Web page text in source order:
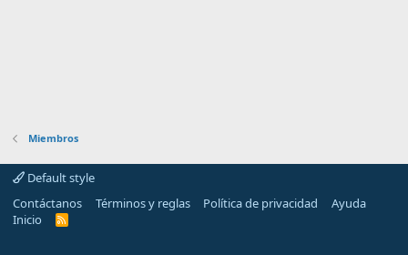
Miembros
Default style
Contáctanos
Términos y reglas Política de privacidad
Ayuda
Inicio
R